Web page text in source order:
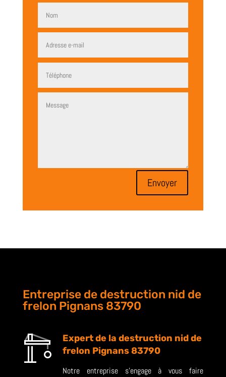
Envoyer
Entreprise de destruction nid de
frelon Pignans 83790
Expert de la destruction nid de
frelon Pignans 83790
Notre entreprise s’engage à vous faire